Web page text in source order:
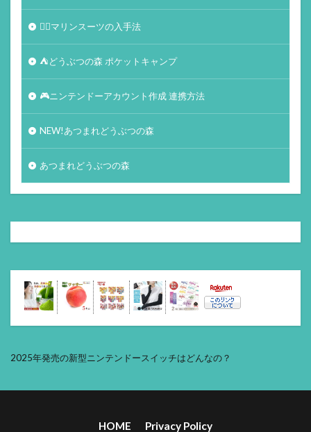
🏄‍♀️マリンスーツの入手法
⛺どうぶつの森 ポケットキャンプ
🎮ニンテンドーアカウント作成 連携方法
NEW!あつまれどうぶつの森
あつまれどうぶつの森
2025年発売の新型ニンテンドースイッチはどんなの？
HOME Privacy Policy